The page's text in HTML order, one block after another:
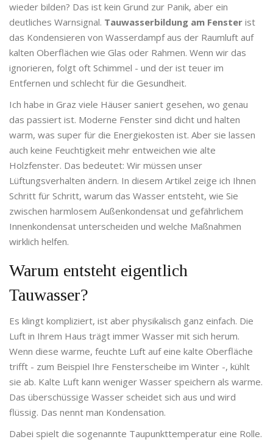
wieder bilden? Das ist kein Grund zur Panik, aber ein
deutliches Warnsignal. Tauwasserbildung am Fenster ist
das Kondensieren von Wasserdampf aus der Raumluft auf
kalten Oberflächen wie Glas oder Rahmen. Wenn wir das
ignorieren, folgt oft Schimmel - und der ist teuer im
Entfernen und schlecht für die Gesundheit.
Ich habe in Graz viele Häuser saniert gesehen, wo genau
das passiert ist. Moderne Fenster sind dicht und halten
warm, was super für die Energiekosten ist. Aber sie lassen
auch keine Feuchtigkeit mehr entweichen wie alte
Holzfenster. Das bedeutet: Wir müssen unser
Lüftungsverhalten ändern. In diesem Artikel zeige ich Ihnen
Schritt für Schritt, warum das Wasser entsteht, wie Sie
zwischen harmlosem Außenkondensat und gefährlichem
Innenkondensat unterscheiden und welche Maßnahmen
wirklich helfen.
Warum entsteht eigentlich
Tauwasser?
Es klingt kompliziert, ist aber physikalisch ganz einfach. Die
Luft in Ihrem Haus trägt immer Wasser mit sich herum.
Wenn diese warme, feuchte Luft auf eine kalte Oberfläche
trifft - zum Beispiel Ihre Fensterscheibe im Winter -, kühlt
sie ab. Kalte Luft kann weniger Wasser speichern als warme.
Das überschüssige Wasser scheidet sich aus und wird
flüssig. Das nennt man Kondensation.
Dabei spielt die sogenannte Taupunkttemperatur eine Rolle.